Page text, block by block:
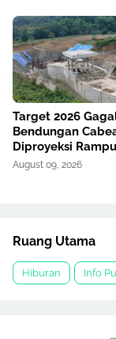
Target 2026
Bendungan
Diproyeksi
August 09, 2026
Ruang Utama
Hiburan Info